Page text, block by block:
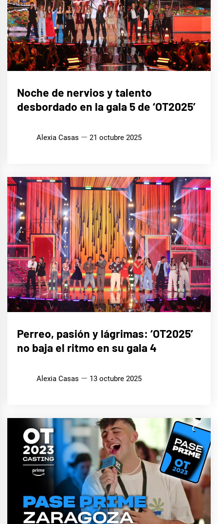
SERIES
Y TV
Noche de nervios y talento
desbordado en la gala 5 de ‘OT2025’
Alexia Casas 21 octubre 2025
SERIES
Y TV
MÚSICA
Perreo, pasión y lágrimas: ‘OT2025’
no baja el ritmo en su gala 4
Alexia Casas 13 octubre 2025